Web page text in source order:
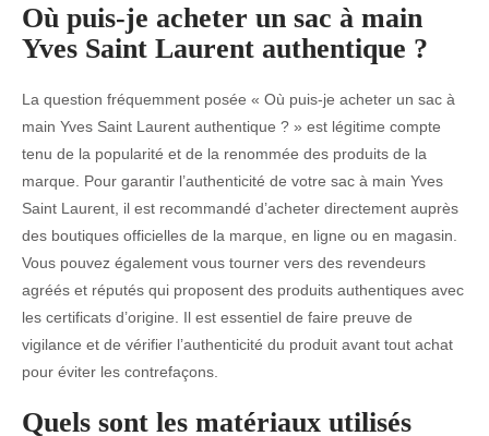
Où puis-je acheter un sac à main
Yves Saint Laurent authentique ?
La question fréquemment posée « Où puis-je acheter un sac à
main Yves Saint Laurent authentique ? » est légitime compte
tenu de la popularité et de la renommée des produits de la
marque. Pour garantir l’authenticité de votre sac à main Yves
Saint Laurent, il est recommandé d’acheter directement auprès
des boutiques officielles de la marque, en ligne ou en magasin.
Vous pouvez également vous tourner vers des revendeurs
agréés et réputés qui proposent des produits authentiques avec
les certificats d’origine. Il est essentiel de faire preuve de
vigilance et de vérifier l’authenticité du produit avant tout achat
pour éviter les contrefaçons.
Quels sont les matériaux utilisés